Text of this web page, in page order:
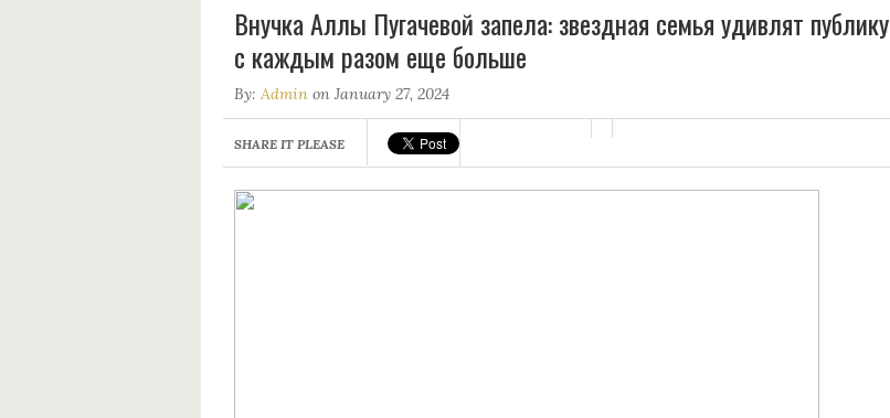
Внучка Аллы Пугачевой запела: звездная семья удивлят публику
с каждым разом еще больше
By: Admin on January 27, 2024
SHARE IT PLEASE